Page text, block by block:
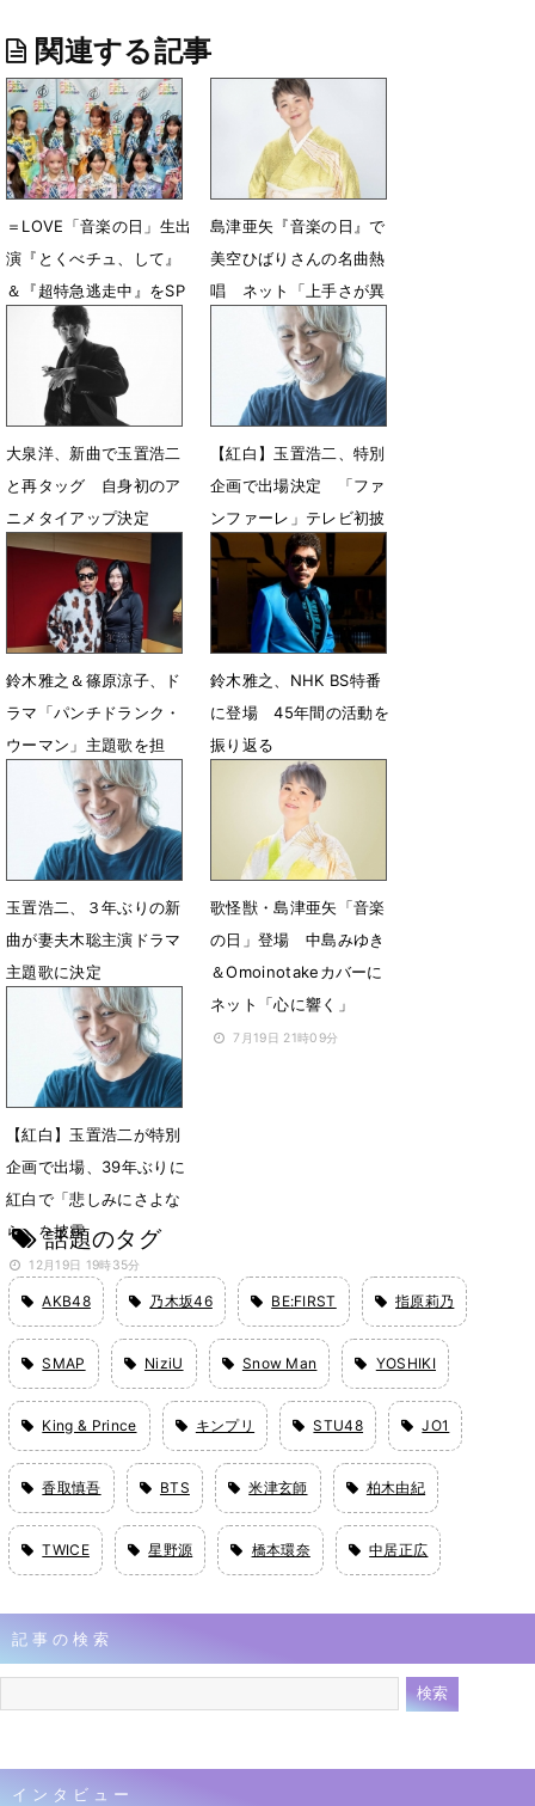
関連する記事
＝LOVE「音楽の日」生出
演『とくべチュ、して』
＆『超特急逃走中』をSP
メドレーで生歌唱
7月18日 19時18分
島津亜矢『音楽の日』で
美空ひばりさんの名曲熱
唱 ネット「上手さが異
次元すぎる」
7月18日 18時19分
大泉洋、新曲で玉置浩二
と再タッグ 自身初のア
ニメタイアップ決定
1月8日 15時07分
【紅白】玉置浩二、特別
企画で出場決定 「ファ
ンファーレ」テレビ初披
露
12月18日 17時39分
鈴木雅之＆篠原涼子、ド
ラマ「パンチドランク・
ウーマン」主題歌を担
当 “遠い約束”が実を結
び初デュエット
12月17日 19時00分
鈴木雅之、NHK BS特番
に登場 45年間の活動を
振り返る
12月8日 13時43分
玉置浩二、３年ぶりの新
曲が妻夫木聡主演ドラマ
主題歌に決定
10月8日 07時00分
歌怪獣・島津亜矢「音楽
の日」登場 中島みゆき
＆Omoinotakeカバーに
ネット「心に響く」
7月19日 21時09分
【紅白】玉置浩二が特別
企画で出場、39年ぶりに
紅白で「悲しみにさよな
ら」を披露
12月19日 19時35分
話題のタグ
AKB48 乃木坂46 BE:FIRST 指原莉乃
SMAP NiziU Snow Man YOSHIKI
King & Prince キンプリ STU48 JO1
香取慎吾 BTS 米津玄師 柏木由紀
TWICE 星野源 橋本環奈 中居正広
記事の検索
インタビュー